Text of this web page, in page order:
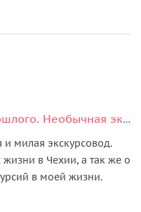
Затеряться в лабиринтах прошлого. Необычная экскурсия по Пражскому Граду
милая экскурсовод.
жизни в Чехии, а так же о
в моей жизни.